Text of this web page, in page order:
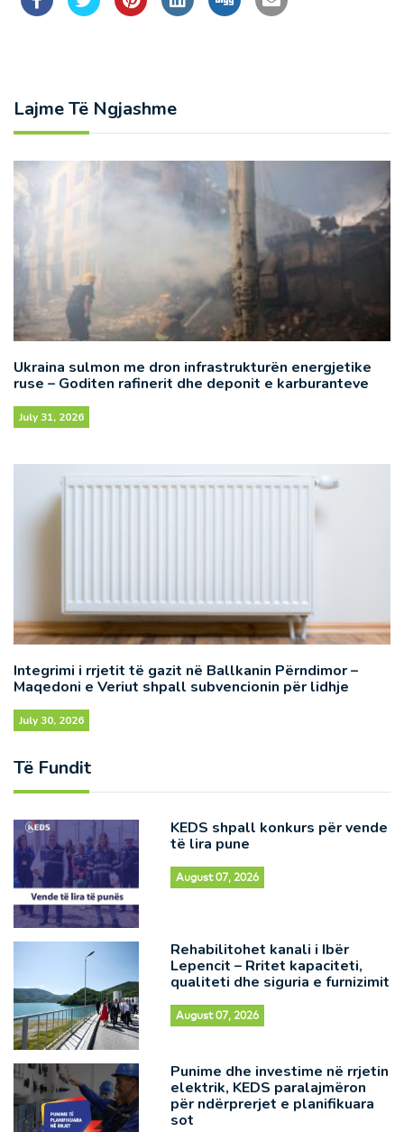
Lajme Të Ngjashme
Ukraina sulmon me dron infrastrukturën energjetike
ruse – Goditen rafinerit dhe deponit e karburanteve
July 31, 2026
Integrimi i rrjetit të gazit në Ballkanin Përndimor –
Maqedoni e Veriut shpall subvencionin për lidhje
July 30, 2026
Të Fundit
KEDS shpall konkurs për vende
të lira pune
August 07, 2026
Rehabilitohet kanali i Ibër
Lepencit – Rritet kapaciteti,
qualiteti dhe siguria e furnizimit
August 07, 2026
Punime dhe investime në rrjetin
elektrik, KEDS paralajmëron
për ndërprerjet e planifikuara
sot